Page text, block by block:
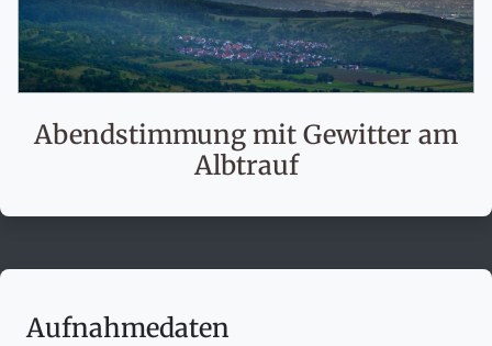
Abendstimmung mit Gewitter am
Albtrauf
Aufnahmedaten